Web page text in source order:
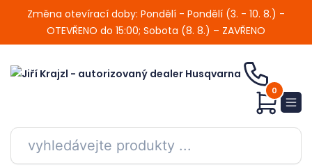
Změna otevírací doby: Pondělí - Pondělí (3. - 10. 8.) -
OTEVŘENO do 15:00; Sobota (8. 8.) – ZAVŘENO
0